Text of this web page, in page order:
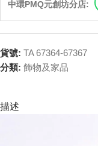
中環PMQ元創坊分店:
貨號: TA 67364-67367
分類: 飾物及家品
描述